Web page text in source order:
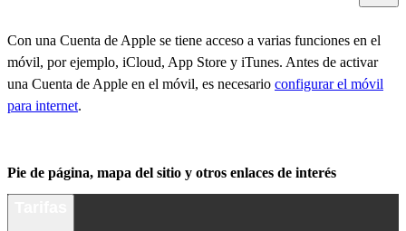
Con una Cuenta de Apple se tiene acceso a varias funciones en el
móvil, por ejemplo, iCloud, App Store y iTunes. Antes de activar
una Cuenta de Apple en el móvil, es necesario configurar el móvil
para internet.
Pie de página, mapa del sitio y otros enlaces de interés